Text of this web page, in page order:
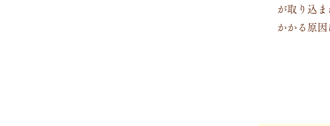
が取り込
かかる原因